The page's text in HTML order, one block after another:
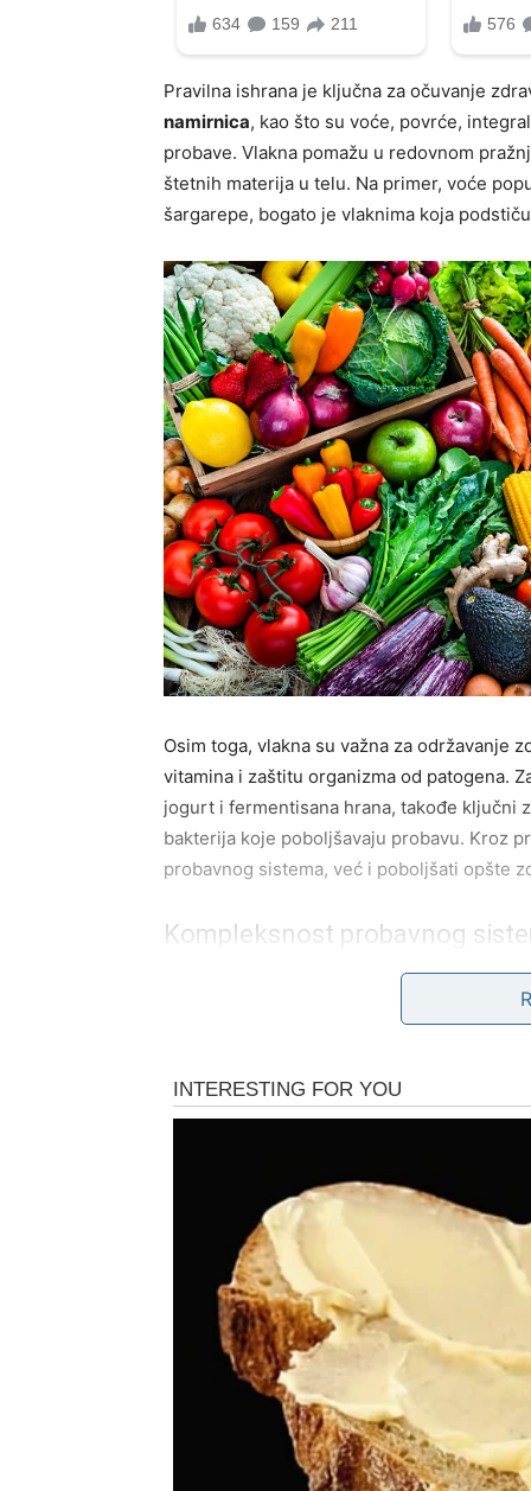
Pravilna ishrana je ključna za očuvanje
namirnica, kao što su voće, povrće,
probave. Vlakna pomažu u redovnom
štetnih materija u telu. Na primer, voće
šargarepe, bogato je vlaknima koja
Osim toga, vlakna su važna za održavanje
vitamina i zaštitu organizma od patogena.
jogurt i fermentisana hrana, takođe ključni
bakterija koje poboljšavaju probavu. Kroz
probavnog sistema, već i poboljšati opšte
Kompleksnost probavnog
Probavni sistem je složen mehanizam
funkcijom. Kroz proces varenja, hrana
ključna dela: duodenum, jejunum i ileum,
apsorpciji hranljivih materija. Na primer, u